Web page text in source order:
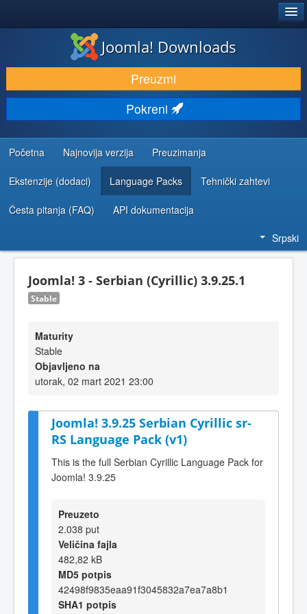
PREUZIMANJE I PROŠIRENJA (EKSTENZIJE)
OTKRIJTE I NAUČITE
ZAJEDNICA I PODRŠKA
RESURSI ZA RAZVOJ
Joomla! Downloads
Preuzmi
Pokreni
Početna Najnovija verzija Preuzimanja
Ekstenzije (dodaci) Language Packs Tehnički zahtevi
Česta pitanja (FAQ) API dokumentacija
Srpski
Joomla! 3 - Serbian (Cyrillic) 3.9.25.1
Stable
Maturity
Stable
Objavljeno na
utorak, 02 mart 2021 23:00
Joomla! 3.9.25 Serbian Cyrillic sr-
RS Language Pack (v1)
This is the full Serbian Cyrillic Language Pack for
Joomla! 3.9.25
Preuzeto
2.038 put
Veličina fajla
482,82 kB
MD5 potpis
42498f9835eaa91f3045832a7ea7a8b1
SHA1 potpis